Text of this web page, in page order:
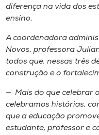
diferença na vida dos
ensino.
A coordenadora
Novos, professora
todos que, nessas três
construção e o
— Mais do que celebrar
celebramos histórias,
que a educação
estudante, professor e